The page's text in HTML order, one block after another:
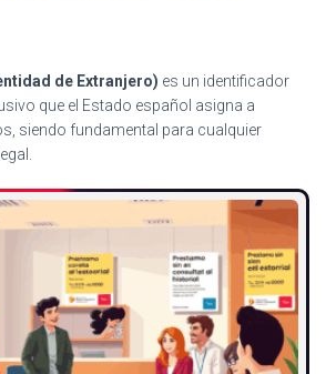
de Extranjero) es un identificador
que el Estado español asigna a
siendo fundamental para cualquier